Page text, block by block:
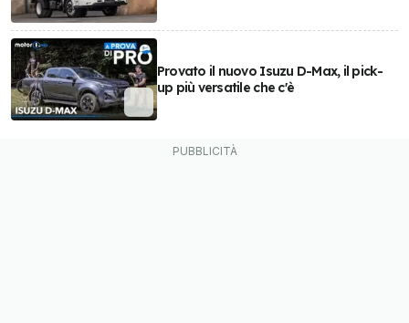
Provato il nuovo Isuzu D-Max, il pick-
up più versatile che c'è